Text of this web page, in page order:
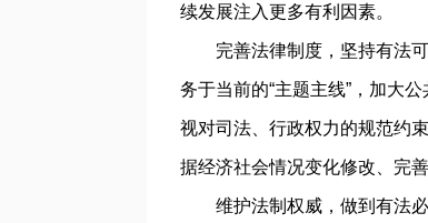
续发展注入更多有利因素。
完善法律制度，坚持有法可
务于当前的“主题主线”，加大
视对司法、行政权力的规范约
据经济社会情况变化修改、完
维护法制权威，做到有法必